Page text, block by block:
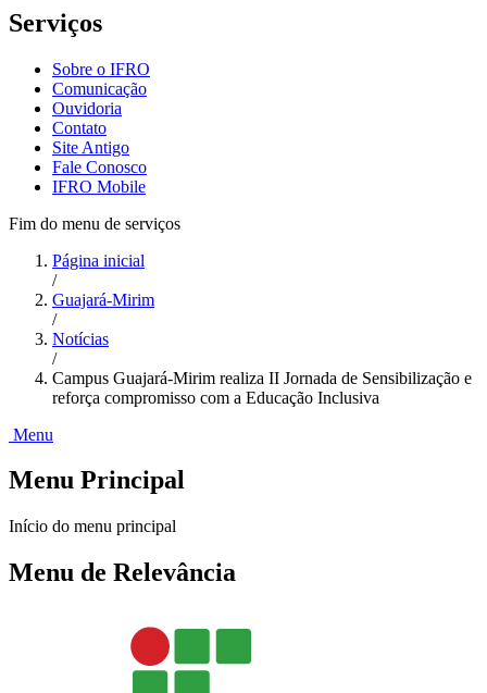
Serviços
Sobre o IFRO
Comunicação
Ouvidoria
Contato
Site Antigo
Fale Conosco
IFRO Mobile
Fim do menu de serviços
Página inicial
/
Guajará-Mirim
/
Notícias
/
Campus Guajará-Mirim realiza II Jornada de Sensibilização e
reforça compromisso com a Educação Inclusiva
Menu
Menu Principal
Início do menu principal
Menu de Relevância